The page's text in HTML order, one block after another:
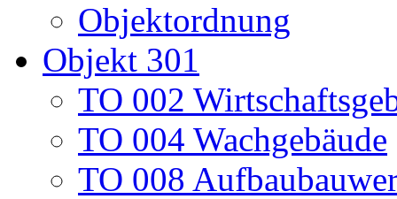
Objektordnung
Objekt 301
TO 002
TO 004 Wachgebäude
TO 008